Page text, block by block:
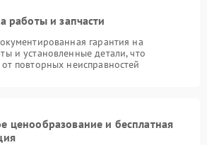
работы и запчасти
гарантия на
и установленные детали, что
повторных неисправностей
ценообразование и бесплатная